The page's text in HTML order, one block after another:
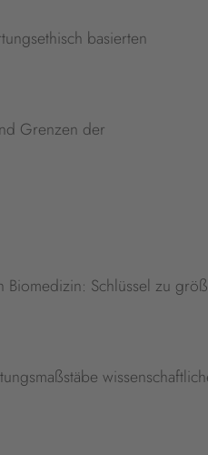
basierten
Grenzen der
Biomedizin: Schlüssel zu